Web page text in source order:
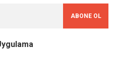
ABONE OL